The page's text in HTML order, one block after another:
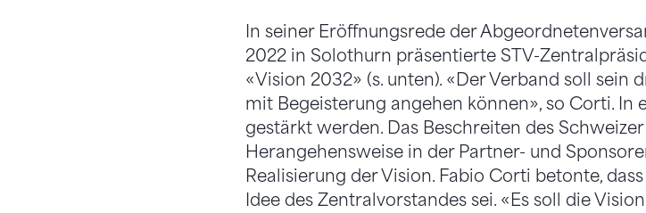
In seiner Eröffnungsrede der
2022 in Solothurn präsentierte STV-
«Vision 2032» (s. unten). «Der Verband soll
mit Begeisterung angehen können», so Corti. In
gestärkt werden. Das Beschreiten des
Herangehensweise in der Partner- und
Realisierung der Vision. Fabio Corti betonte,
Idee des Zentralvorstandes sei. «Es soll die